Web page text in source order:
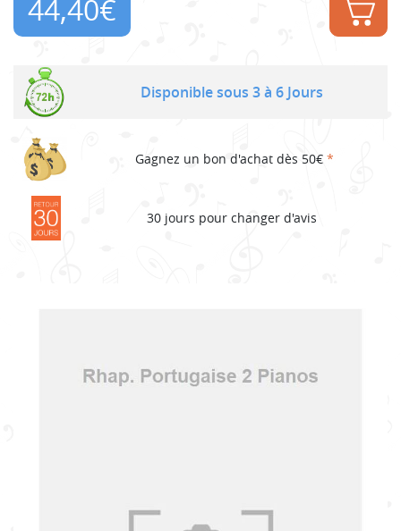
44,40€
Disponible sous 3 à 6 Jours
Gagnez un bon d'achat dès 50€ *
30 jours pour changer d'avis